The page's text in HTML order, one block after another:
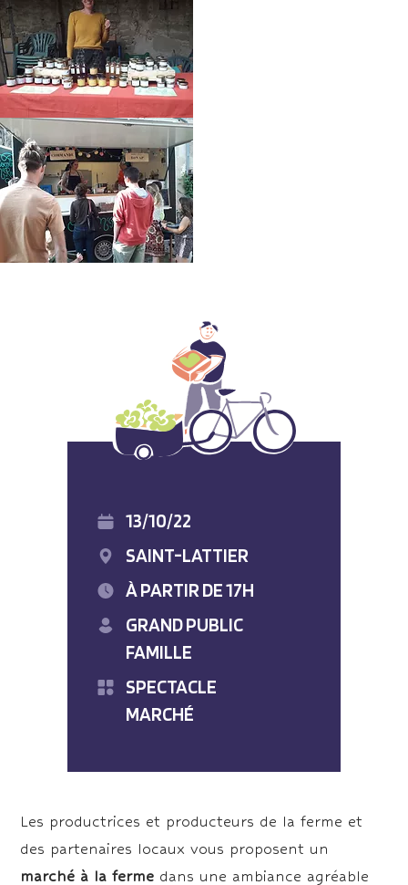
Les productrices et producteurs de la ferme et
des partenaires locaux vous proposent un
marché à la ferme dans une ambiance agréable
13/10/22
SAINT-LATTIER
À PARTIR DE 17H
GRAND PUBLIC
FAMILLE
SPECTACLE
MARCHÉ